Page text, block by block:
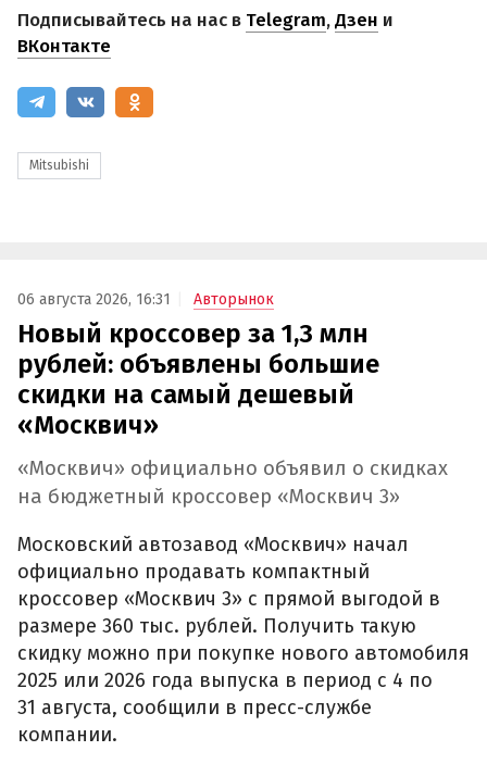
Подписывайтесь на нас в Telegram,Дзен и
ВКонтакте
Mitsubishi
06 августа 2026, 16:31 Авторынок
Новый кроссовер за 1,3 млн
рублей: объявлены большие
скидки на самый дешевый
«Москвич»
«Москвич» официально объявил о скидках
на бюджетный кроссовер «Москвич 3»
Московский автозавод «Москвич» начал
официально продавать компактный
кроссовер «Москвич 3» с прямой выгодой в
размере 360 тыс. рублей. Получить такую
скидку можно при покупке нового автомобиля
2025 или 2026 года выпуска в период с 4 по
31 августа, сообщили в пресс-службе
компании.